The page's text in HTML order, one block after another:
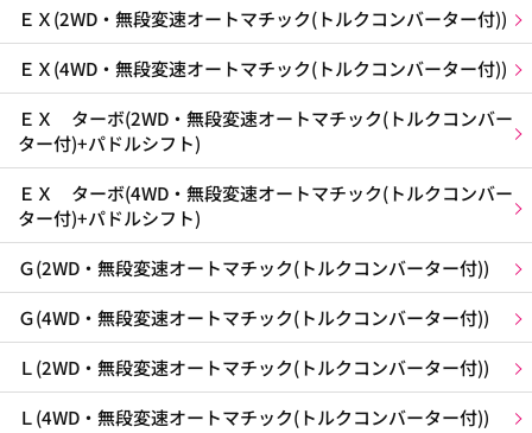
ＥＸ(2WD・無段変速オートマチック(トルクコンバーター付))
ＥＸ(4WD・無段変速オートマチック(トルクコンバーター付))
ＥＸ ターボ(2WD・無段変速オートマチック(トルクコンバー
ター付)+パドルシフト)
ＥＸ ターボ(4WD・無段変速オートマチック(トルクコンバー
ター付)+パドルシフト)
Ｇ(2WD・無段変速オートマチック(トルクコンバーター付))
Ｇ(4WD・無段変速オートマチック(トルクコンバーター付))
Ｌ(2WD・無段変速オートマチック(トルクコンバーター付))
Ｌ(4WD・無段変速オートマチック(トルクコンバーター付))